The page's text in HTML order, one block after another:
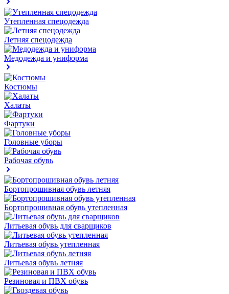
Утепленная спецодежда
Летняя спецодежда
Медодежда и униформа
Костюмы
Халаты
Фартуки
Головные уборы
Рабочая обувь
Бортопрошивная обувь летняя
Бортопрошивная обувь утепленная
Литьевая обувь для сварщиков
Литьевая обувь утепленная
Литьевая обувь летняя
Резиновая и ПВХ обувь